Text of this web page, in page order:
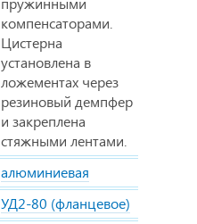
компенсаторами.
Цистерна
установлена в
ложементах через
резиновый демпфер
и закреплена
стяжными лентами.
алюминиевая
УД2-80 (фланцевое)